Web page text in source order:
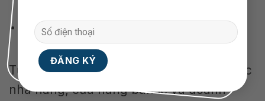
Đã có sẵn đội ngũ tài xế, shipper riêng
hoặc thuê ngoài…
Từ các công ty taxi truyền thống đến các
nhà hàng, cửa hàng bán lẻ và doanh